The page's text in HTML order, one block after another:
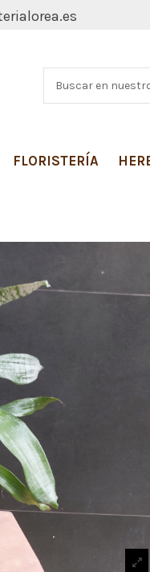
FLORISTERÍA